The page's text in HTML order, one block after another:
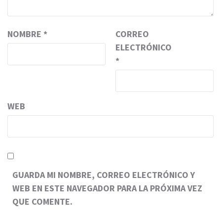
NOMBRE *
CORREO
ELECTRÓNICO
*
WEB
GUARDA MI NOMBRE, CORREO ELECTRÓNICO Y
WEB EN ESTE NAVEGADOR PARA LA PRÓXIMA VEZ
QUE COMENTE.